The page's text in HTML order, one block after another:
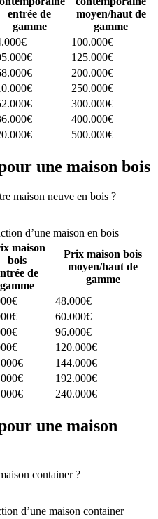
entrée de
gamme
moyen/haut de
gamme
100.000€
125.000€
200.000€
250.000€
300.000€
400.000€
500.000€
une maison bois
maison neuve en bois ?
d’une maison en bois
maison
bois
de
gamme
Prix maison bois
moyen/haut de
gamme
48.000€
60.000€
96.000€
120.000€
144.000€
192.000€
240.000€
une maison
container ?
d’une maison container